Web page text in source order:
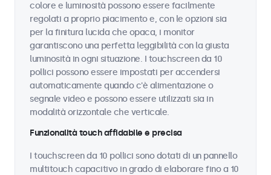
colore e luminosità possono essere facilmente
regolati a proprio piacimento e, con le opzioni sia
per la finitura lucida che opaca, i monitor
garantiscono una perfetta leggibilità con la giusta
luminosità in ogni situazione. I touchscreen da 10
pollici possono essere impostati per accendersi
automaticamente quando c'è alimentazione o
segnale video e possono essere utilizzati sia in
modalità orizzontale che verticale.
Funzionalità touch affidabile e precisa
I touchscreen da 10 pollici sono dotati di un pannello
multitouch capacitivo in grado di elaborare fino a 10